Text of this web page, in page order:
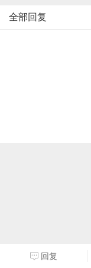
全部回复
回复